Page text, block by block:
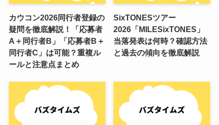
カウコン2026同行者登録の
疑問を徹底解説！「応募者
A＋同行者B」「応募者B＋
同行者C」は可能？重複ル
ールと注意点まとめ
SixTONESツアー
2026「MILESixTONES」
当落発表は何時？確認方法
と過去の傾向を徹底解説